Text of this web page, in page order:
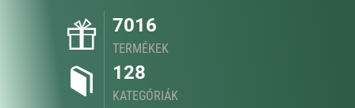
7016
TERMÉKEK
128
KATEGÓRIÁK